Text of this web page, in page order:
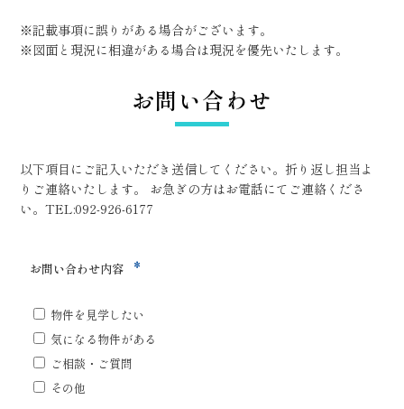
※記載事項に誤りがある場合がございます。
※図面と現況に相違がある場合は現況を優先いたします。
お問い合わせ
以下項目にご記入いただき送信してください。折り返し担当よ
りご連絡いたします。 お急ぎの方はお電話にてご連絡くださ
い。TEL:092-926-6177
お問い合わせ内容*
物件を見学したい
気になる物件がある
ご相談・ご質問
その他